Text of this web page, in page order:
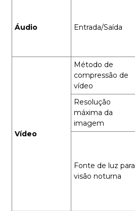
Áudio Entrada/Saída
Vídeo
Método de
compressão de
vídeo
Resolução
máxima da
imagem
Fonte de luz para
visão noturna